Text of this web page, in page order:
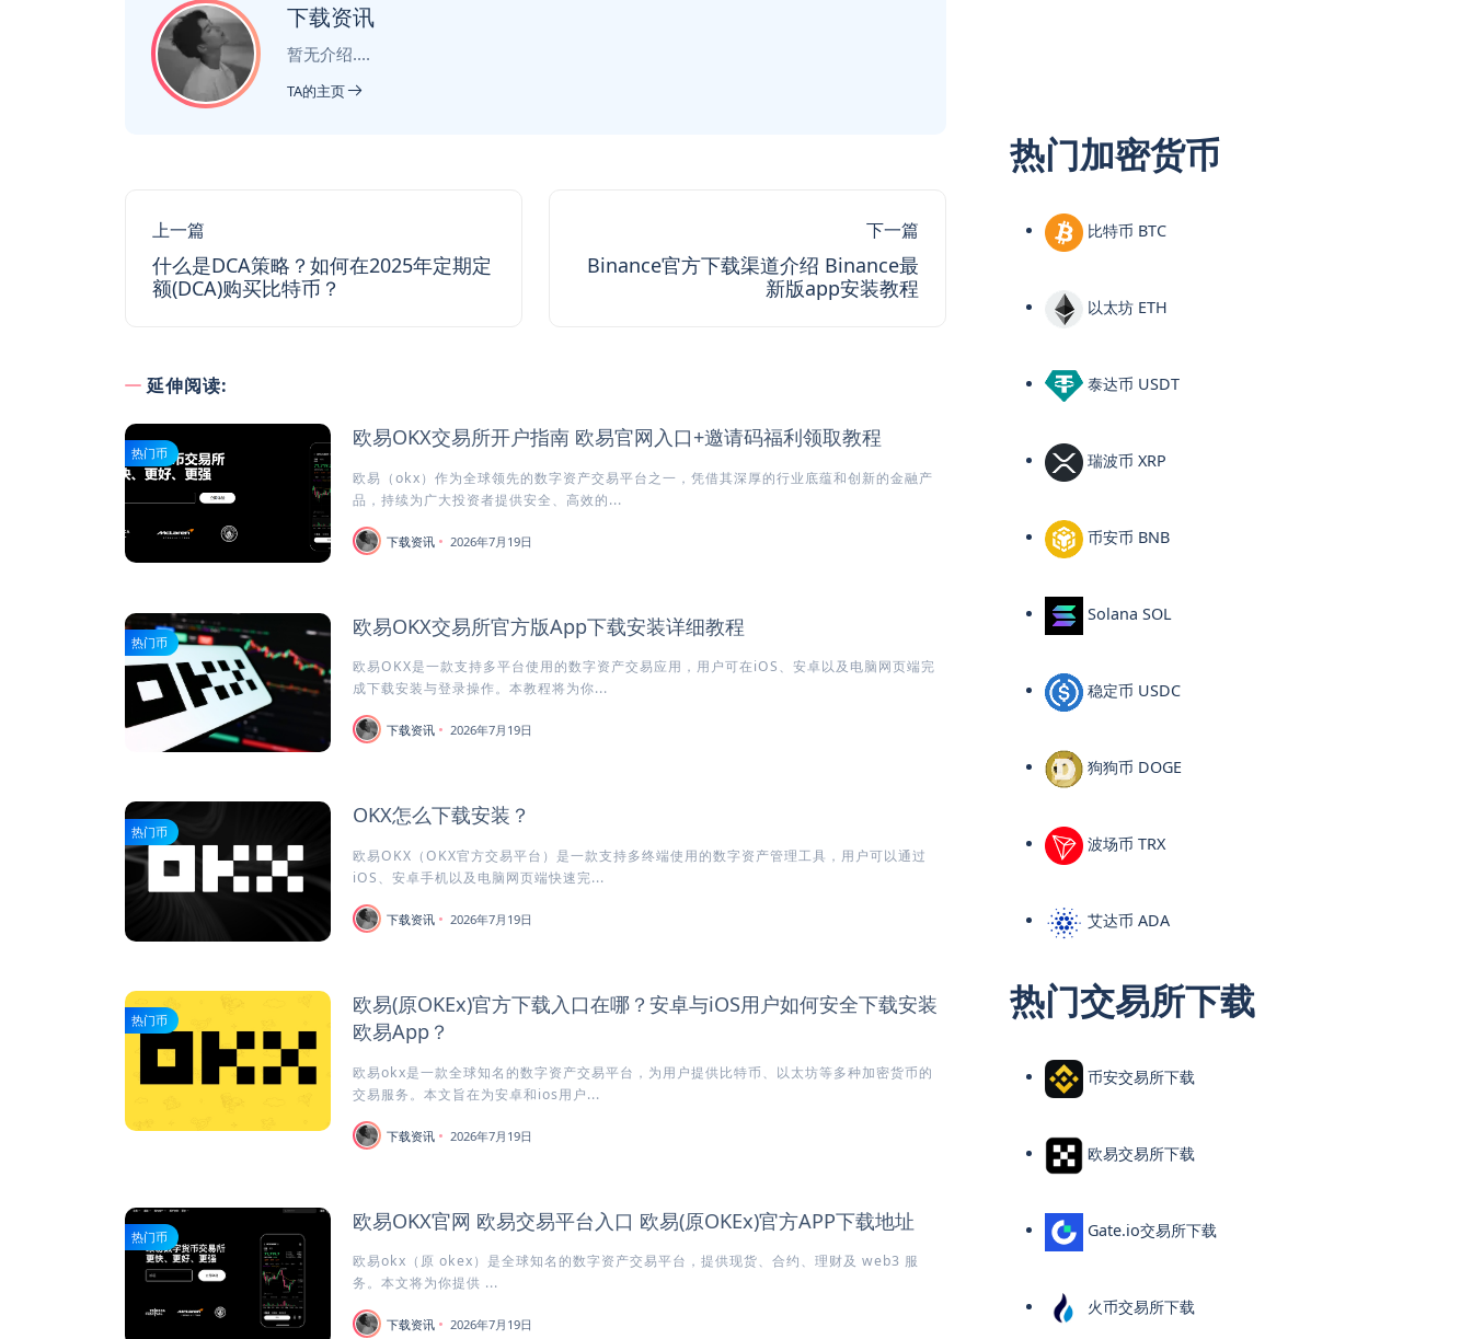
下载资讯
暂无介绍....
TA的主页
上一篇
什么是DCA策略？如何在2025年定期定
额(DCA)购买比特币？
下一篇
Binance官方下载渠道介绍 Binance最
新版app安装教程
延伸阅读:
热门币
欧易OKX交易所开户指南 欧易官网入口+邀请码福利领取教程
欧易（okx）作为全球领先的数字资产交易平台之一，凭借其深厚的行业底蕴和创新的金融产
品，持续为广大投资者提供安全、高效的...
下载资讯 2026年7月19日
热门币
欧易OKX交易所官方版App下载安装详细教程
欧易OKX是一款支持多平台使用的数字资产交易应用，用户可在iOS、安卓以及电脑网页端完
成下载安装与登录操作。本教程将为你...
下载资讯 2026年7月19日
热门币
OKX怎么下载安装？
欧易OKX（OKX官方交易平台）是一款支持多终端使用的数字资产管理工具，用户可以通过
iOS、安卓手机以及电脑网页端快速完...
下载资讯 2026年7月19日
热门币
欧易(原OKEx)官方下载入口在哪？安卓与iOS用户如何安全下载安装
欧易App？
欧易okx是一款全球知名的数字资产交易平台，为用户提供比特币、以太坊等多种加密货币的
交易服务。本文旨在为安卓和ios用户...
下载资讯 2026年7月19日
热门币
欧易OKX官网 欧易交易平台入口 欧易(原OKEx)官方APP下载地址
欧易okx（原 okex）是全球知名的数字资产交易平台，提供现货、合约、理财及 web3 服
务。本文将为你提供 ...
下载资讯 2026年7月19日
热门加密货币
比特币 BTC
以太坊 ETH
泰达币 USDT
瑞波币 XRP
币安币 BNB
Solana SOL
稳定币 USDC
狗狗币 DOGE
波场币 TRX
艾达币 ADA
热门交易所下载
币安交易所下载
欧易交易所下载
Gate.io交易所下载
火币交易所下载